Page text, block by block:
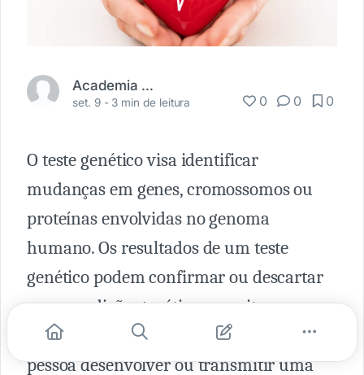
Academia Médica
set. 9 - 3 min de leitura 0 0 0
O teste genético visa identificar
mudanças em genes, cromossomos ou
proteínas envolvidas no genoma
humano. Os resultados de um teste
genético podem confirmar ou descartar
uma condição genética suspeita ou
ajudar a determinar a chance de uma
pessoa desenvolver ou transmitir uma